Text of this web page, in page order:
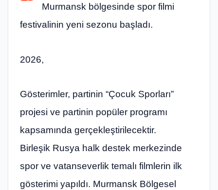
Murmansk bölgesinde spor filmi
festivalinin yeni sezonu başladı.
2026,
Gösterimler, partinin “Çocuk Sporları”
projesi ve partinin popüler programı
kapsamında gerçekleştirilecektir.
Birleşik Rusya halk destek merkezinde
spor ve vatanseverlik temalı filmlerin ilk
gösterimi yapıldı. Murmansk Bölgesel